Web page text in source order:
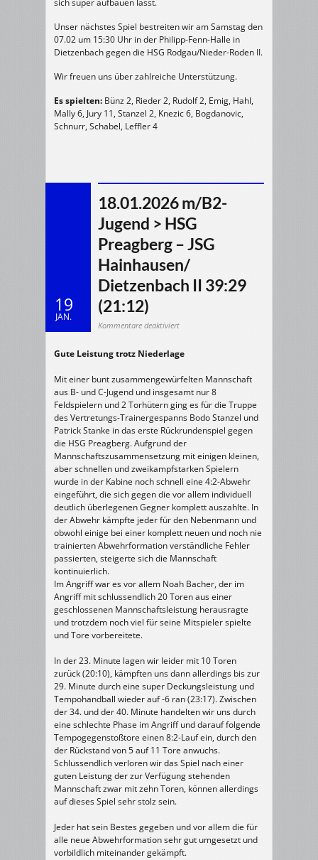
sich super aufbauen lässt.
Unser nächstes Spiel bestreiten wir am Samstag den
07.02 um 15:30 Uhr in der Philipp-Fenn-Halle in
Dietzenbach gegen die HSG Rodgau/Nieder-Roden II.
Wir freuen uns über zahlreiche Unterstützung.
Es spielten: Bünz 2, Rieder 2, Rudolf 2, Emig, Hahl,
Mally 6, Jury 11, Stanzel 2, Knezic 6, Bogdanovic,
Schnurr, Schabel, Leffler 4
19
JAN.
18.01.2026 m/B2-
Jugend > HSG
Preagberg – JSG
Hainhausen/
Dietzenbach II 39:29
(21:12)
Kommentare deaktiviertfür
>
HSG
–
JSG
Hainhausen/
Dietzenbach
II
39:29
(21:12)
Gute Leistung trotz Niederlage
Mit einer bunt zusammengewürfelten Mannschaft
aus B- und C-Jugend und insgesamt nur 8
Feldspielern und 2 Torhütern ging es für die Truppe
des Vertretungs-Trainergespanns Bodo Stanzel und
Patrick Stanke in das erste Rückrundenspiel gegen
die HSG Preagberg. Aufgrund der
Mannschaftszusammensetzung mit einigen kleinen,
aber schnellen und zweikampfstarken Spielern
wurde in der Kabine noch schnell eine 4:2-Abwehr
eingeführt, die sich gegen die vor allem individuell
deutlich überlegenen Gegner komplett auszahlte. In
der Abwehr kämpfte jeder für den Nebenmann und
obwohl einige bei einer komplett neuen und noch nie
trainierten Abwehrformation verständliche Fehler
passierten, steigerte sich die Mannschaft
kontinuierlich.
Im Angriff war es vor allem Noah Bacher, der im
Angriff mit schlussendlich 20 Toren aus einer
geschlossenen Mannschaftsleistung herausragte
und trotzdem noch viel für seine Mitspieler spielte
und Tore vorbereitete.
In der 23. Minute lagen wir leider mit 10 Toren
zurück (20:10), kämpften uns dann allerdings bis zur
29. Minute durch eine super Deckungsleistung und
Tempohandball wieder auf -6 ran (23:17). Zwischen
der 34. und der 40. Minute handelten wir uns durch
eine schlechte Phase im Angriff und darauf folgende
Tempogegenstoßtore einen 8:2-Lauf ein, durch den
der Rückstand von 5 auf 11 Tore anwuchs.
Schlussendlich verloren wir das Spiel nach einer
guten Leistung der zur Verfügung stehenden
Mannschaft zwar mit zehn Toren, können allerdings
auf dieses Spiel sehr stolz sein.
Jeder hat sein Bestes gegeben und vor allem die für
alle neue Abwehrformation sehr gut umgesetzt und
vorbildlich miteinander gekämpft.